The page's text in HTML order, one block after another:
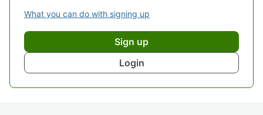
What you can do with signing up
Sign up
Login